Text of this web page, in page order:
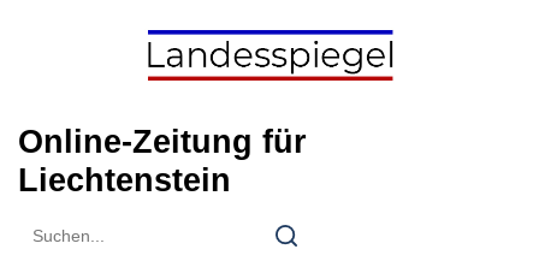
Online-Zeitung für
Liechtenstein
Search
Search